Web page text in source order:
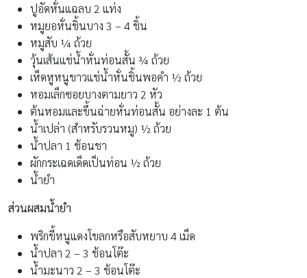
ปูอัดหั่นแฉลบ 2 แท่ง
หมูยอหั่นชิ้นบาง 3 – 4 ชิ้น
หมูสับ ¼ ถ้วย
วุ้นเส้นแช่น้ำหั่นท่อนสั้น ¾ ถ้วย
เห็ดหูหนูขาวแช่น้ำหั่นชิ้นพอคำ ½ ถ้วย
หอมเล็กซอยบางตามยาว 2 หัว
ต้นหอมและขึ้นฉ่ายหั่นท่อนสั้น อย่างละ 1 ต้น
น้ำเปล่า (สำหรับรวนหมู) ½ ถ้วย
น้ำปลา 1 ช้อนชา
ผักกระเฉดเด็ดเป็นท่อน ½ ถ้วย
น้ำยำ
ส่วนผสมน้ำยำ
พริกขี้หนูแดงโขลกหรือสับหยาบ 4 เม็ด
น้ำปลา 2 – 3 ช้อนโต๊ะ
น้ำมะนาว 2 – 3 ช้อนโต๊ะ